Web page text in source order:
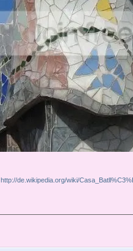
http://de.wikipedia.org/wiki/